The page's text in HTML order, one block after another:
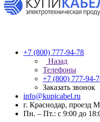
+7 (800) 777-94-78
Назад
Телефоны
+7 (800) 777-94-
Заказать звонок
info@kupicabel.ru
г. Краснодар, проезд
Пн. – Пт.: с 9:00 до